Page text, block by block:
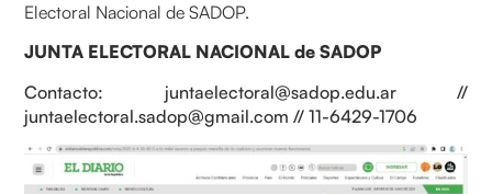
Electoral Nacional de SADOP.
JUNTA ELECTORAL NACIONAL de SADOP
Contacto: juntaelectoral@sadop.edu.ar //
juntaelectoral.sadop@gmail.com // 11-6429-1706